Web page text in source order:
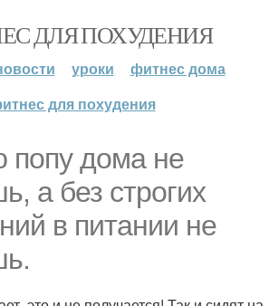
ДЛЯ ПОХУДЕНИЯ
уроки
фитнес дома
для похудения
попу дома не
а без строгих
в питании не